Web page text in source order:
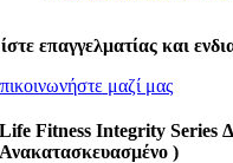
επαγγελματίας και
μαζί μας
Life Fitness Integrity Series
Ανακατασκευασμένο )